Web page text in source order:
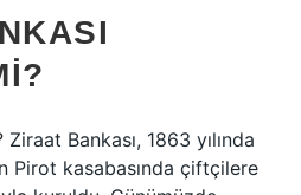
Bankası, 1863 yılında
Pirot kasabasında çiftçilere